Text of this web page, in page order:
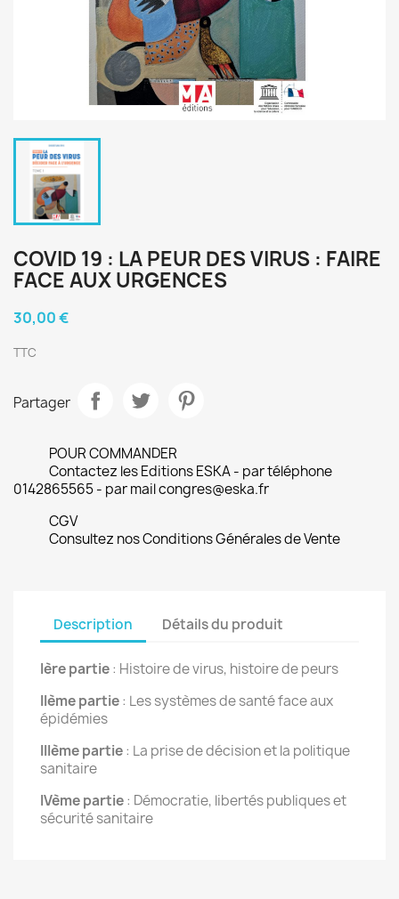
COVID 19 : LA PEUR DES VIRUS : FAIRE
FACE AUX URGENCES
30,00 €
TTC
Partager
POUR COMMANDER
Contactez les Editions ESKA - par téléphone
0142865565 - par mail congres@eska.fr
CGV
Consultez nos Conditions Générales de Vente
Description Détails du produit
Ière partie: Histoire de virus, histoire de peurs
IIème partie: Les systèmes de santé face aux
épidémies
IIIème partie: La prise de décision et la politique
sanitaire
IVème partie: Démocratie, libertés publiques et
sécurité sanitaire